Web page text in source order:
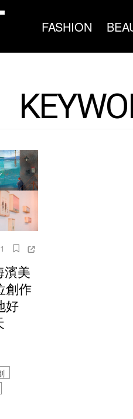
FASHION
濱美
創作
好